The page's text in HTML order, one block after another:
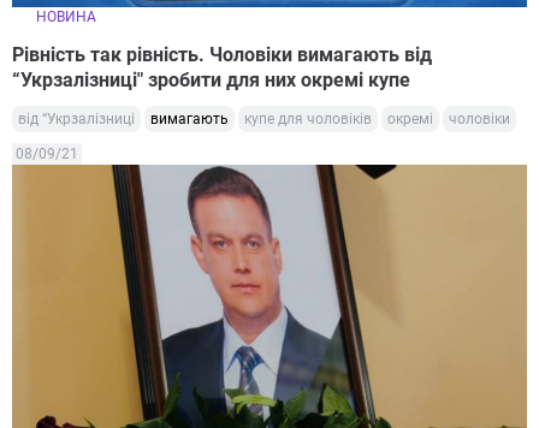
НОВИНА
Рівність так рівність. Чоловіки вимагають від
“Укрзалізниці" зробити для них окремі купе
від “Укрзалізниці вимагають купе для чоловіків окремі чоловіки
08/09/21